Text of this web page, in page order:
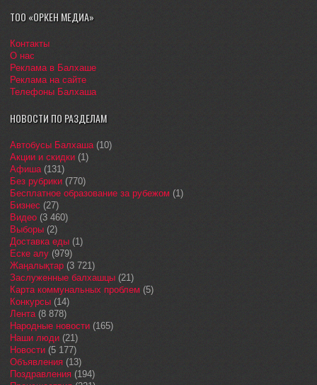
ТОО «ОРКЕН МЕДИА»
Контакты
О нас
Реклама в Балхаше
Реклама на сайте
Телефоны Балхаша
НОВОСТИ ПО РАЗДЕЛАМ
Автобусы Балхаша(10)
Акции и скидки (1)
Афиша(131)
Без рубрики (770)
Бесплатное образование за рубежом (1)
Бизнес (27)
Видео (3 460)
Выборы (2)
Доставка еды (1)
Еске алу (979)
Жаңалықтар (3 721)
Заслуженные балхашцы (21)
Карта коммунальных проблем (5)
Конкурсы (14)
Лента(8 878)
Народные новости (165)
Наши люди (21)
Новости (5 177)
Объявления (13)
Поздравления (194)